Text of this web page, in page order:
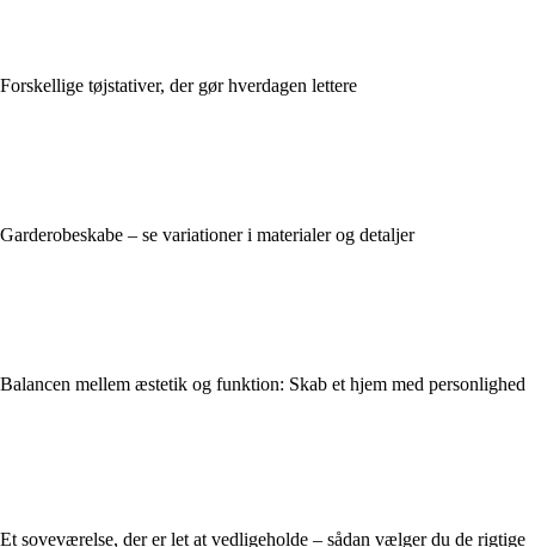
Forskellige tøjstativer, der gør hverdagen lettere
Garderobeskabe – se variationer i materialer og detaljer
Balancen mellem æstetik og funktion: Skab et hjem med personlighed
Et soveværelse, der er let at vedligeholde – sådan vælger du de rigtige